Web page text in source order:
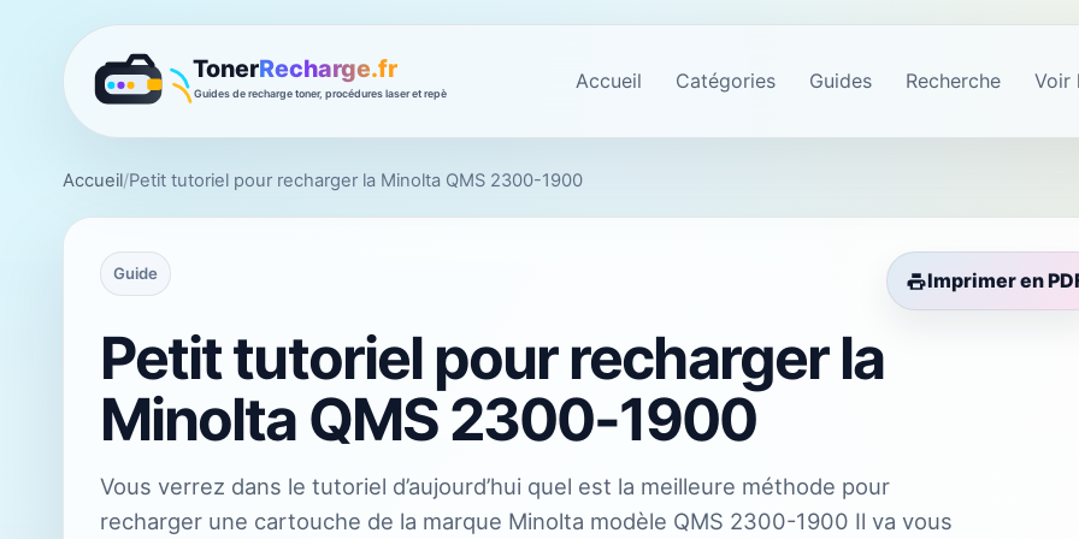
Accueil Catégories Guides Recherche Voir
Accueil/Petit tutoriel pour recharger la Minolta QMS 2300-1900
Guide Imprimer en
Petit tutoriel pour recharger la
Minolta QMS 2300-1900
Vous verrez dans le tutoriel d’aujourd’hui quel est la meilleure méthode pour
recharger une cartouche de la marque Minolta modèle QMS 2300-1900 Il va vous